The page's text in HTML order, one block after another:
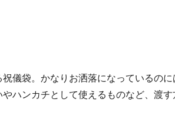
祝儀袋。かなりお洒落になっているの
やハンカチとして使えるものなど、渡